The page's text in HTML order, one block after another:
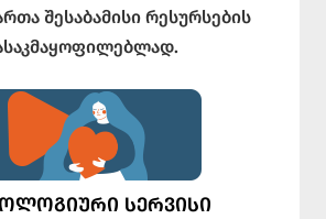
შესაბამისი რესურსების
ᲡᲔᲠᲕᲘᲡᲘ